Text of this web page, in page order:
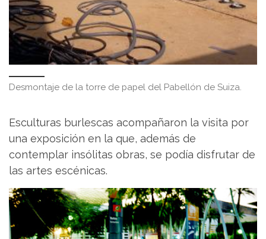
Desmontaje de la torre de papel del Pabellón de Suiza.
Esculturas burlescas acompañaron la visita por
una exposición en la que, además de
contemplar insólitas obras, se podía disfrutar de
las artes escénicas.